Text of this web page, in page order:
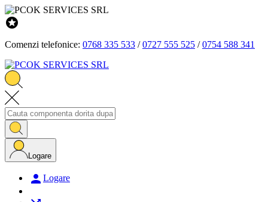

Comenzi telefonice: 0768 335 533 /0727 555 525 /0754 588 341
Logare
 Logare